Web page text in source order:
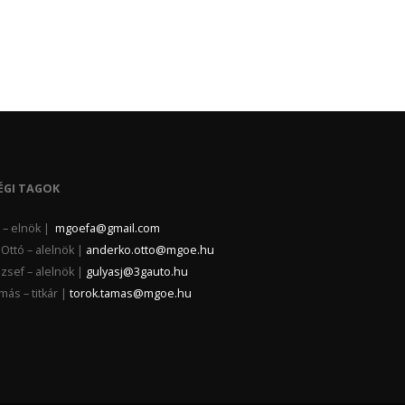
TAGOK
– elnök | mgoefa@gmail.com
– alelnök | anderko.otto@mgoe.hu
– alelnök | gulyasj@3gauto.hu
– titkár | torok.tamas@mgoe.hu